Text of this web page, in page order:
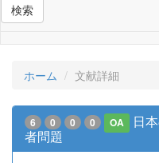
検索
ホーム 文献詳細
6 0 0 0 OA
日
者問題